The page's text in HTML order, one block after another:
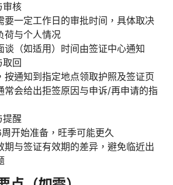
审核
要一定工作日的审批时间，具体取决
荷与个人情况
谈（如适用）时间由签证中心通知
取回
按通知到指定地点领取护照及签证页
常会给出拒签原因与申诉/再申请的指
提醒
开始准备，旺季可能更久
期与签证有效期的差异，避免临近出